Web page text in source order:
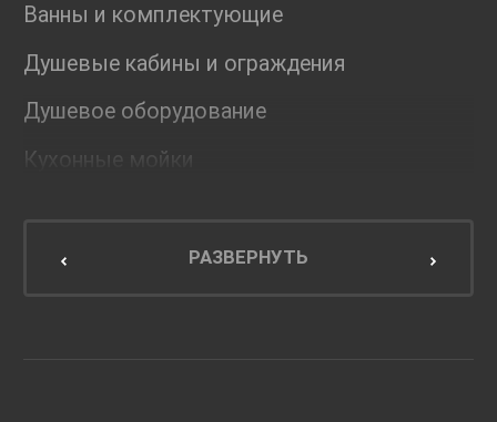
Ванны и комплектующие
Душевые кабины и ограждения
Душевое оборудование
Кухонные мойки
Мебель для кухниРАЗВЕРНУТЬ